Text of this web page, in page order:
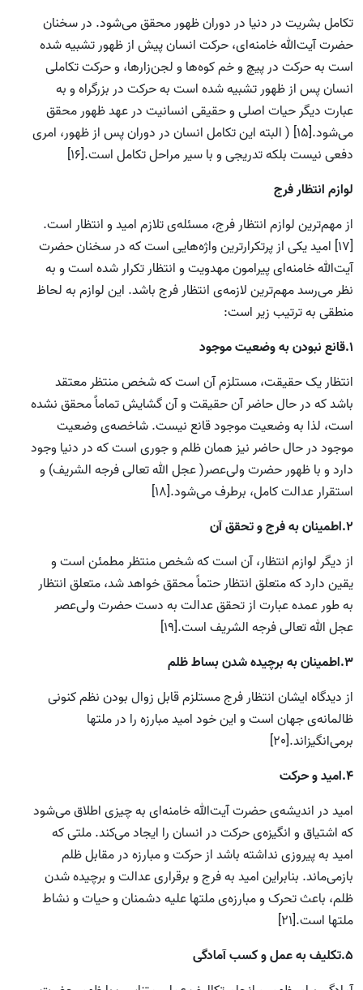
تکامل بشریت در دنیا در دوران ظهور محقق می‌شود. در سخنان
حضرت آیت‌الله خامنه‌ای، حرکت انسان پیش از ظهور تشبیه شده
است به حرکت در پیچ و خم کوه‌ها و لجن‌زارها، و حرکت تکاملی
انسان پس از ظهور تشبیه شده است به حرکت در بزرگراه و به
عبارت دیگر حیات اصلی و حقیقی انسانیت در عهد ظهور محقق
می‌شود.[15] ( البته این تکامل انسان در دوران پس از ظهور، امری
دفعی نیست بلکه تدریجی و با سیر مراحل تکامل است.[16]
لوازم انتظار فرج
از مهم‌ترین لوازم انتظار فرج، مسئله‌ی تلازم امید و انتظار است.
[17] امید یکی از پرتکرارترین واژه‌هایی است که در سخنان حضرت
آیت‌الله خامنه‌ای پیرامون مهدویت و انتظار تکرار شده است و به
نظر می‌رسد مهم‌ترین لازمه‌ی انتظار فرج باشد. این لوازم به لحاظ
منطقی به ترتیب زیر است:
1.قانع نبودن به وضعیت موجود
انتظار یک حقیقت، مستلزم آن است که شخص منتظر معتقد
باشد که در حال حاضر آن حقیقت و آن گشایش تماماً محقق نشده
است، لذا به وضعیت موجود قانع نیست. شاخصه‌ی وضعیت
موجود در حال حاضر نیز همان ظلم و جوری است که در دنیا وجود
دارد و با ظهور حضرت ولی‌عصر( عجل الله تعالی فرجه الشریف) و
استقرار عدالت کامل، برطرف می‌شود.[18]
2.اطمینان به فرج و تحقق آن
از دیگر لوازم انتظار، آن است که شخص منتظر مطمئن است و
یقین دارد که متعلق انتظار حتماً محقق خواهد شد، متعلق انتظار
به طور عمده عبارت از تحقق عدالت به دست حضرت ولی‌عصر
عجل الله تعالی فرجه الشریف است.[19]
3.اطمینان به برچیده شدن بساط ظلم
از دیدگاه ایشان انتظار فرج مستلزم قابل زوال بودن نظم کنونی
ظالمانه‌ی جهان است و این خود امید مبارزه را در ملتها
برمی‌انگیزاند.[20]
4.امید و حرکت
امید در اندیشه‌ی حضرت آیت‌الله خامنه‌ای به چیزی اطلاق می‌شود
که اشتیاق و انگیزه‌ی حرکت در انسان را ایجاد می‌کند. ملتی که
امید به پیروزی نداشته باشد از حرکت و مبارزه در مقابل ظلم
بازمی‌ماند. بنابراین امید به فرج و برقراری عدالت و برچیده شدن
ظلم، باعث تحرک و مبارزه‌ی ملتها علیه دشمنان و حیات و نشاط
ملتها است.[21]
5.تکلیف به عمل و کسب آمادگی